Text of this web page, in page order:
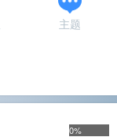
主题
0%